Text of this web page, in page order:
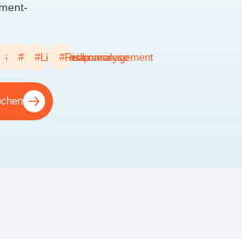
#EcoVadis
#ESGRoadmap
#Lieferkettenmanagement
#Risikoanalyse